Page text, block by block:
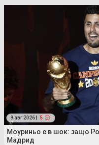
9 авг 2026 | 5
Моуриньо е в шок: защо
Мадрид